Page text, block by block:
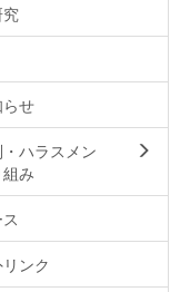
せ
ハラスメン
み
ンク